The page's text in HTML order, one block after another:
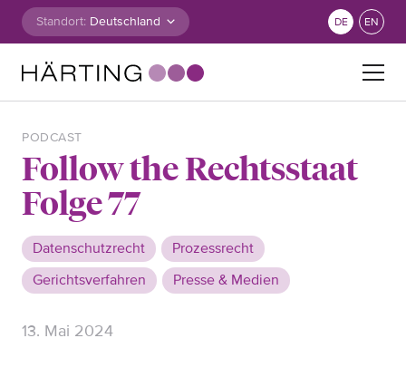
Zum Inhalt springen
Standort: DE EN
PODCAST
Follow the Rechtsstaat
Folge 77
Datenschutzrecht
Prozessrecht
Gerichtsverfahren
Presse & Medien
13. Mai 2024